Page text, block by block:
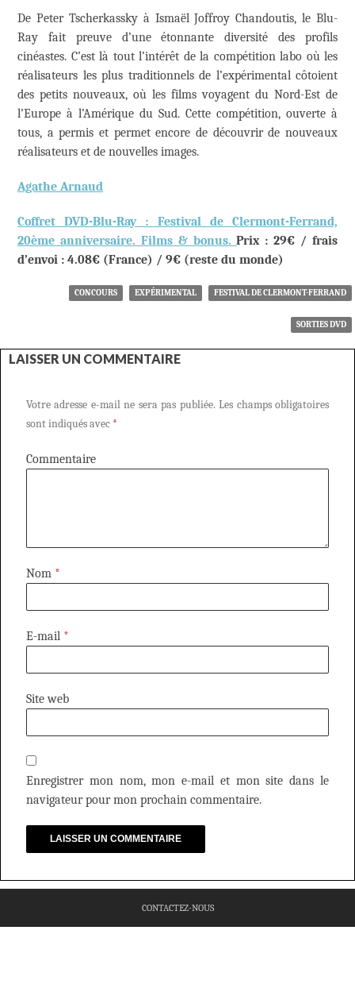
De Peter Tscherkassky à Ismaël Joffroy Chandoutis, le Blu-
Ray fait preuve d’une étonnante diversité des profils
cinéastes. C’est là tout l’intérêt de la compétition labo où les
réalisateurs les plus traditionnels de l’expérimental côtoient
des petits nouveaux, où les films voyagent du Nord-Est de
l’Europe à l’Amérique du Sud. Cette compétition, ouverte à
tous, a permis et permet encore de découvrir de nouveaux
réalisateurs et de nouvelles images.
Agathe Arnaud
Coffret DVD-Blu-Ray : Festival de Clermont-Ferrand,
20ème anniversaire. Films & bonus.Prix : 29€ / frais
d’envoi : 4.08€ (France) / 9€ (reste du monde)
CONCOURS EXPÉRIMENTAL FESTIVAL DE CLERMONT-FERRAND
SORTIES DVD
LAISSER UN COMMENTAIRE
Votre adresse e-mail ne sera pas publiée. Les champs obligatoires
sont indiqués avec *
Commentaire
Nom *
E-mail *
Site web
Enregistrer mon nom, mon e-mail et mon site dans le
navigateur pour mon prochain commentaire.
CONTACTEZ-NOUS